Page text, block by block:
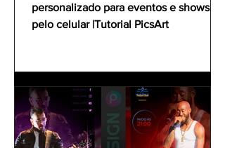
personalizado para eventos e shows
pelo celular |Tutorial PicsArt